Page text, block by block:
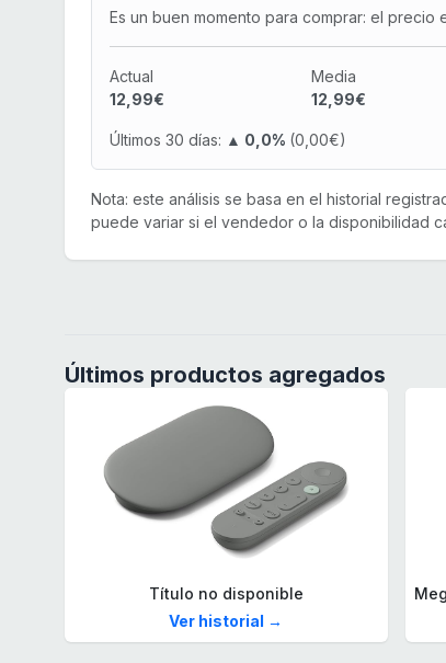
Es un buen momento para comprar: el
Actual
12,99€
Media
12,99€
Últimos 30 días: ▲ 0,0% (0,00€)
Nota: este análisis se basa en el historial
puede variar si el vendedor o la disponibilidad
Últimos productos agregados
Título no disponible
Ver historial →